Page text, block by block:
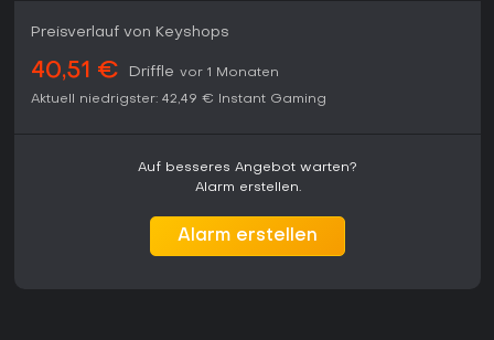
unterwegs, ohne auf zentrale Spielsysteme verzichten zu
findet hier langfristige Beschäftigung, während Spieler, die
suchen, anderswo fündig werden. Die Version erhält
Preisverlauf von Keyshops
40,51 € Driffle vor 1 Monaten
Aktuell niedrigster: 42,49 € Instant Gaming
Auf besseres Angebot warten?
Alarm erstellen.
Alarm erstellen